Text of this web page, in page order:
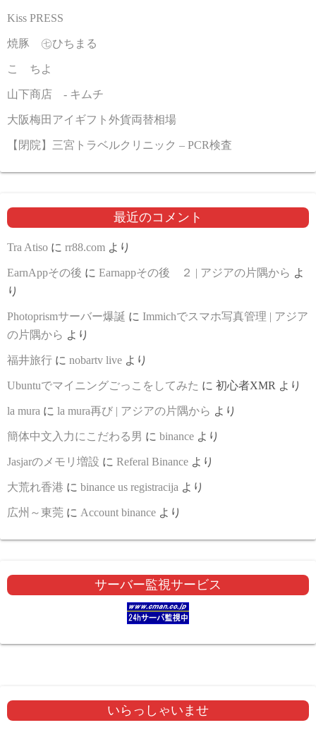
Kiss PRESS
焼豚 ㊆ひちまる
こゝちよ
山下商店 - キムチ
大阪梅田アイギフト外貨両替相場
【閉院】三宮トラベルクリニック – PCR検査
最近のコメント
Tra Atiso に rr88.com より
EarnAppその後 に Earnappその後 ２ | アジアの片隅から よ
り
Photoprismサーバー爆誕 に Immichでスマホ写真管理 | アジア
の片隅から より
福井旅行 に nobartv live より
Ubuntuでマイニングごっこをしてみた に 初心者XMR より
la mura に la mura再び | アジアの片隅から より
簡体中文入力にこだわる男 に binance より
Jasjarのメモリ増設 に Referal Binance より
大荒れ香港 に binance us registracija より
広州～東莞 に Account binance より
サーバー監視サービス
いらっしゃいませ